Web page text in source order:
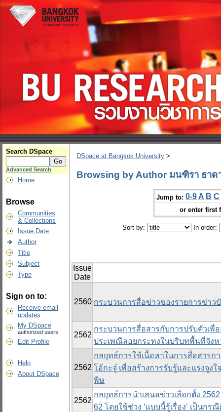
Search DSpace
Advanced Search
Home
Browse
Communities
& Collections
Issue Date
Author
Title
Subject
Type
Sign on to:
Receive email
updates
My DSpace
authorized users
Edit Profile
Help
About DSpace
DSpace at Bangkok University >
Browsing by Author มนฑิรา ธาด
Jump to: 0-9 A B C
or enter first
Sort by: In order:
Issue
Date
2560 กระบวนการสื่อข่าวของรายการข่า
2562
กระบวนการสื่อสารกับการปรับตัวเ
ประเพณีลอยกระทงในบริบทพื้นที่จัง
2562
กลยุทธ์การใช้เนื้อหาในการสื่อสารก
โอ้กะจู๋ เพื่อสร้างการรับรู้และแรงจู
พิษ
2562
กลยุทธ์การนำเสนอข่าวเลือกตั้ง
62 โดยใช้ช่วง ‘แบบนี้รู้เรื่อง’ เป็นกร